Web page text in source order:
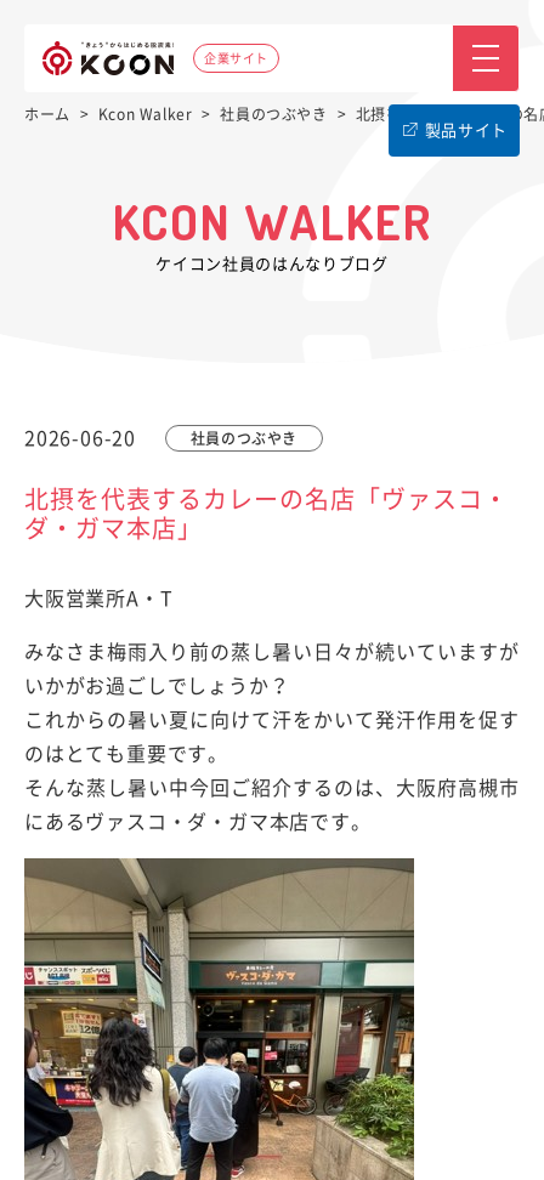
企業サイト
製品サイト
ホーム > Kcon Walker > 社員のつぶやき > 北摂を代表するカレーの
KCON WALKER
ケイコン社員のはんなりブログ
2026-06-20 社員のつぶやき
北摂を代表するカレーの名店「ヴァスコ・
ダ・ガマ本店」
大阪営業所A・T
みなさま梅雨入り前の蒸し暑い日々が続いていますが
いかがお過ごしでしょうか？
これからの暑い夏に向けて汗をかいて発汗作用を促す
のはとても重要です。
そんな蒸し暑い中今回ご紹介するのは、大阪府高槻市
にあるヴァスコ・ダ・ガマ本店です。